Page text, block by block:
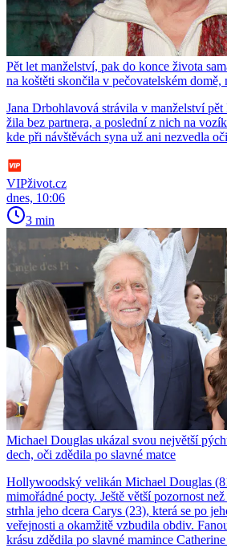
Pět let manželství, pak do konce života
na koštěti skončila v pečovatelském domě,
Jana Drbohlavová strávila v manželství
žila bez partnera, a poslední z nich na
kde při návštěvách syna už ani nezvedla
VIPživot.cz
dnes, 10:06
3 min
Michael Douglas ukázal svou největší
dech, oči zdědila po slavné matce
Hollywoodský velikán Michael Douglas
mimořádné pocty. Ještě větší pozornost
strhla jeho dcera Carys (23), která se po
veřejnosti a okamžitě vzbudila obdiv.
krásu zdědila po slavné mamince